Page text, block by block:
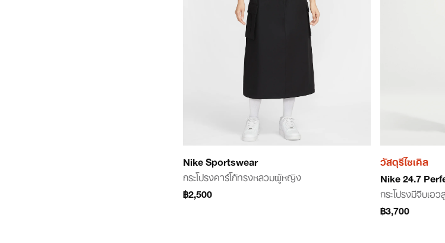
Nike Sportswear
กระโปรงคาร์โก้ทรงหลวมผู้หญิง
฿2,500
วัสดุรีไซเคิล
Nike 24.7
กระโปรงมีจีบเ
฿3,700